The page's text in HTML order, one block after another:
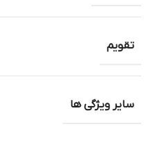
تقویم
سایر ویژگی ها